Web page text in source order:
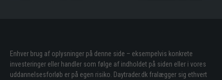
Enhver brug af oplysninger på denne side – eksempelvis konkrete
investeringer eller handler som følge af indholdet på siden eller i vores
uddannelsesforløb er på egen risiko. Daytrader.dk fralægger sig ethvert